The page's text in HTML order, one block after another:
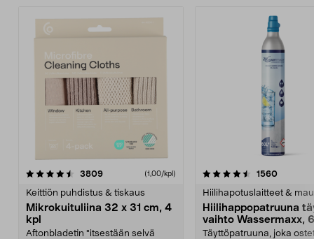
3809arvostelut (1,00/kpl)
Keittiön puhdistus & tiskaus
Mikrokuituliina 32 x 31 cm, 4
kpl
Aftonbladetin "itsestään selvä
4.5viidestä
1560
Hiilihapotuslaitteet &
Hiilihappopatruuna
vaihto Wassermaxx,
Täyttöpatruuna, joka
4.5viidestä